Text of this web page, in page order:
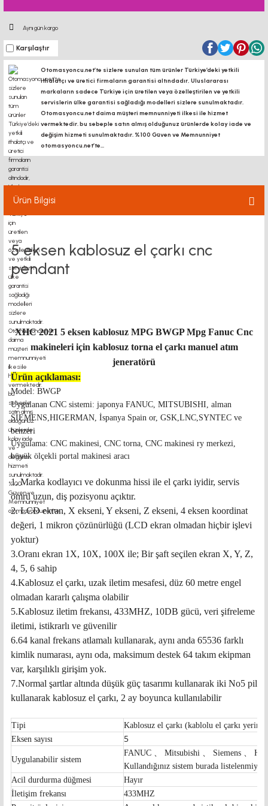
Aynı gün kargo
Karşılaştır
Otomasyoncu.net’te sizlere sunulan tüm ürünler Türkiye’deki yetkili
ithalatçı ve üretici firmaların garantisi altındadır, Uluslararası
markaların sadece Türkiye için üretilen veya özelleştirilen ve yetkili
servislerin ülke garantisi sağladığı modelleri sizlere sunulmaktadır.
Otomasyoncu.net daima müşteri memnunniyeti ilkesi ile hizmet
vermektedir. bu sebeple satın almış olduğunuz ürünlerde kolay iade ve
değişim hizmeti sunulmaktadır. %100 Güven ve Memnunniyet
otomasyoncu.net’te...
Ürün Bilgisi
5 eksen kablosuz el çarkı cnc
pendant
XHC 2021 5 eksen kablosuz MPG BWGP Mpg Fanuc Cnc
makineleri için kablosuz torna el çarkı manuel atım
jeneratörü
Ürün açıklaması:
Model: BWGP
Uygulanan CNC sistemi: japonya FANUC, MITSUBISHI, alman
SIEMENS,HIGERMAN, İspanya Spain or, GSK,LNC,SYNTEC ve
benzeri
Uygulama: CNC makinesi, CNC torna, CNC makinesi ry merkezi,
büyük ölçekli portal makinesi aracı
1. Marka kodlayıcı ve dokunma hissi ile el çarkı iyidir, servis
ömrü uzun, diş pozisyonu açıktır.
2. LCD ekran, X ekseni, Y ekseni, Z ekseni, 4 eksen koordinat
değeri, 1 mikron çözünürlüğü (LCD ekran olmadan hiçbir işlevi
yoktur)
3.Oranı ekran 1X, 10X, 100X ile; Bir şaft seçilen ekran X, Y, Z,
4, 5, 6 sahip
4.Kablosuz el çarkı, uzak iletim mesafesi, düz 60 metre engel
olmadan kararlı çalışma olabilir
5.Kablosuz iletim frekansı, 433MHZ, 10DB gücü, veri şifreleme
iletimi, istikrarlı ve güvenilir
6.64 kanal frekans atlamalı kullanarak, aynı anda 65536 farklı
kimlik numarası, aynı oda, maksimum destek 64 takım ekipman
var, karşılıklı girişim yok.
7.Normal şartlar altında düşük güç tasarımı kullanarak iki No5 pil
kullanarak kablosuz el çarkı, 2 ay boyunca kullanılabilir
Tipi
Kablosuz el çarkı (kablolu el çarkı yerine)
Eksen sayısı
5
Uygulanabilir sistem
FANUC 、 Mitsubishi 、 Siemens 、
Kullandığınız sistem burada
Acil durdurma düğmesi
Hayır
İletişim frekansı
433MHZ